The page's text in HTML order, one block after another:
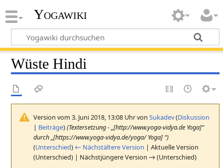
Yogawiki
Wüste Hindi
Version vom 3. Juni 2018, 13:08 Uhr vonSukadev(Diskussion
| Beiträge)(Textersetzung - „[http://www.yoga-vidya.de Yoga]“
durch „[https://www.yoga-vidya.de/yoga/ Yoga] “)
(Unterschied) ← Nächstältere Version | Aktuelle Version
(Unterschied) | Nächstjüngere Version → (Unterschied)